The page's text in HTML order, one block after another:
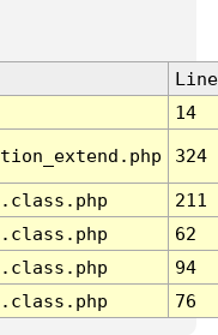
Line
14
324
211
62
94
76